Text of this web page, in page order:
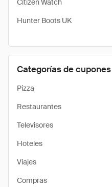
Citizen Watch
Hunter Boots UK
Categorías de cupones
Pizza
Restaurantes
Televisores
Hoteles
Viajes
Compras